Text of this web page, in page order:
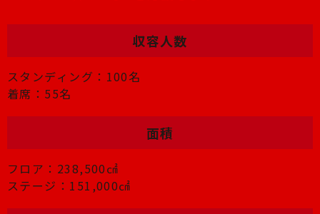
収容人数
スタンディング：100名
着席：55名
面積
フロア：238,500㎠
ステージ：151,000㎠